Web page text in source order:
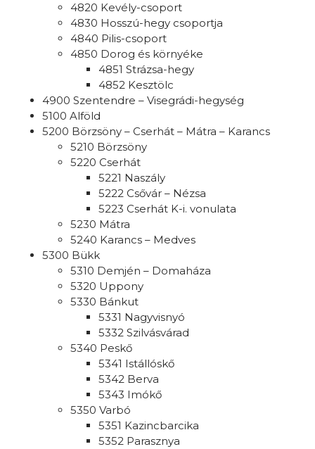
4820 Kevély-csoport
4830 Hosszú-hegy csoportja
4840 Pilis-csoport
4850 Dorog és környéke
4851 Strázsa-hegy
4852 Kesztölc
4900 Szentendre – Visegrádi-hegység
5100 Alföld
5200 Börzsöny – Cserhát – Mátra – Karancs
5210 Börzsöny
5220 Cserhát
5221 Naszály
5222 Csővár – Nézsa
5223 Cserhát K-i. vonulata
5230 Mátra
5240 Karancs – Medves
5300 Bükk
5310 Demjén – Domaháza
5320 Uppony
5330 Bánkut
5331 Nagyvisnyó
5332 Szilvásvárad
5340 Peskő
5341 Istállóskő
5342 Berva
5343 Imókő
5350 Varbó
5351 Kazincbarcika
5352 Parasznya